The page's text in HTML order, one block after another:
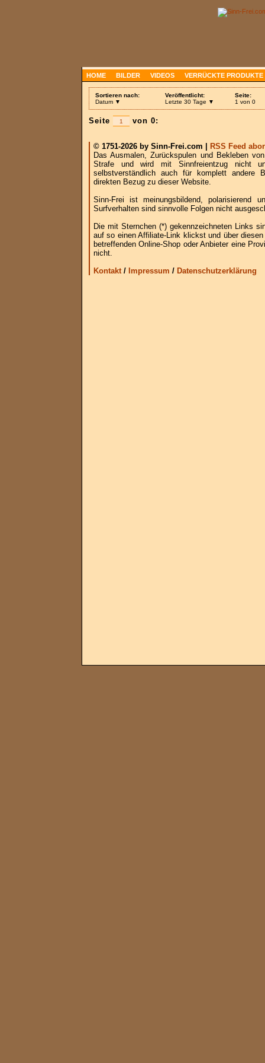
HOME BILDER VIDEOS VERRÜCKTE PRODUKTE
Sortieren nach:
Datum ▼
Veröffentlicht:
Letzte 30 Tage ▼
Seite:
1 von 0
Seite von 0:
© 1751-2026 by Sinn-Frei.com |
RSS Feed
Das Ausmalen, Zurückspulen und Bekleben
Strafe und wird mit Sinnfreientzug nicht
selbstverständlich auch für komplett andere
direkten Bezug zu dieser Website.
Sinn-Frei ist meinungsbildend, polarisierend
Surfverhalten sind sinnvolle Folgen nicht
Die mit Sternchen (*) gekennzeichneten Links
auf so einen Affiliate-Link klickst und über
betreffenden Online-Shop oder Anbieter eine
nicht.
Kontakt/ Impressum / Datenschutzerklärung